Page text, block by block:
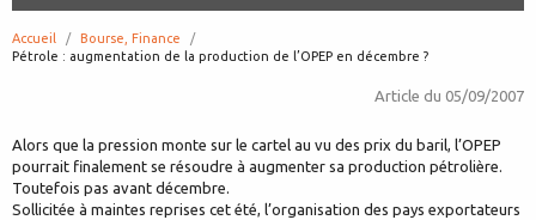
Accueil
Bourse, Finance
page:
Pétrole : augmentation de la production de l’OPEP en décembre ?
Article du 05/09/2007
Alors que la pression monte sur le cartel au vu des prix du baril, l’OPEP
pourrait finalement se résoudre à augmenter sa production pétrolière.
Toutefois pas avant décembre.
Sollicitée à maintes reprises cet été, l’organisation des pays exportateurs